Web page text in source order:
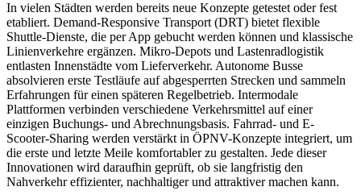
In vielen Städten werden bereits neue Konzepte getestet oder fest
etabliert. Demand-Responsive Transport (DRT) bietet flexible
Shuttle-Dienste, die per App gebucht werden können und klassische
Linienverkehre ergänzen. Mikro-Depots und Lastenradlogistik
entlasten Innenstädte vom Lieferverkehr. Autonome Busse
absolvieren erste Testläufe auf abgesperrten Strecken und sammeln
Erfahrungen für einen späteren Regelbetrieb. Intermodale
Plattformen verbinden verschiedene Verkehrsmittel auf einer
einzigen Buchungs- und Abrechnungsbasis. Fahrrad- und E-
Scooter-Sharing werden verstärkt in ÖPNV-Konzepte integriert, um
die erste und letzte Meile komfortabler zu gestalten. Jede dieser
Innovationen wird daraufhin geprüft, ob sie langfristig den
Nahverkehr effizienter, nachhaltiger und attraktiver machen kann.